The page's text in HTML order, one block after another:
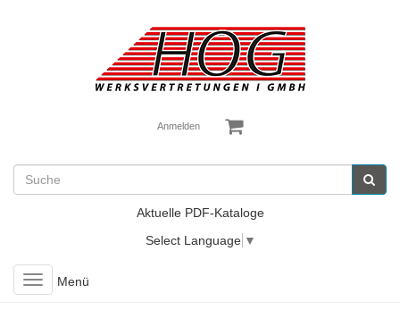
Anmelden
Aktuelle PDF-Kataloge
Select Language ▼
Toggle
navigation
Menü